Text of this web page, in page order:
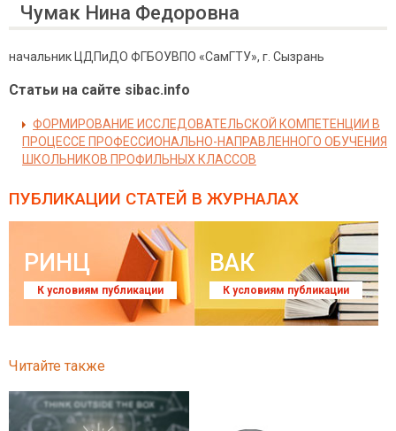
Чумак Нина Федоровна
начальник ЦДПиДО ФГБОУВПО «СамГТУ», г. Сызрань
Статьи на сайте sibac.info
ФОРМИРОВАНИЕ ИССЛЕДОВАТЕЛЬСКОЙ КОМПЕТЕНЦИИ В
ПРОЦЕССЕ ПРОФЕССИОНАЛЬНО-НАПРАВЛЕННОГО ОБУЧЕНИЯ
ШКОЛЬНИКОВ ПРОФИЛЬНЫХ КЛАССОВ
ПУБЛИКАЦИИ СТАТЕЙ В ЖУРНАЛАХ
РИНЦ
К условиям публикации
ВАК
К условиям публикации
Читайте также